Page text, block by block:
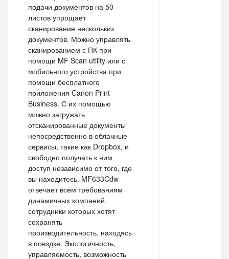
подачи документов на 50
листов упрощает
сканирование нескольких
документов. Можно управлять
сканированием с ПК при
помощи MF Scan utility или с
мобильного устройства при
помощи бесплатного
приложения Canon Print
Business. С их помощью
можно загружать
отсканированные документы
непосредственно в облачные
сервисы, такие как Dropbox, и
свободно получать к ним
доступ независимо от того, где
вы находитесь. MF633Cdw
отвечает всем требованиям
динамичных компаний,
сотрудники которых хотят
сохранять
производительность, находясь
в поездке. Экологичность,
управляемость, возможность